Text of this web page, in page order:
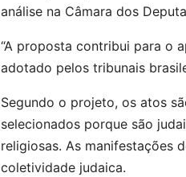
análise na Câmara dos
“A proposta contribui para o
adotado pelos tribunais
Segundo o projeto, os atos
selecionados porque são
religiosas. As manifestações
coletividade judaica.